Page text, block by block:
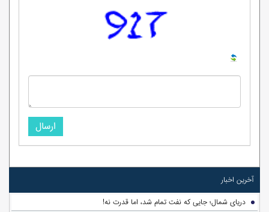
ارسال
آخرین اخبار
دریای شمال؛ جایی که نفت تمام شد، اما قدرت نه!